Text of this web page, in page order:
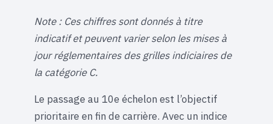
Note : Ces chiffres sont donnés à titre
indicatif et peuvent varier selon les mises à
jour réglementaires des grilles indiciaires de
la catégorie C.
Le passage au 10e échelon est l’objectif
prioritaire en fin de carrière. Avec un indice